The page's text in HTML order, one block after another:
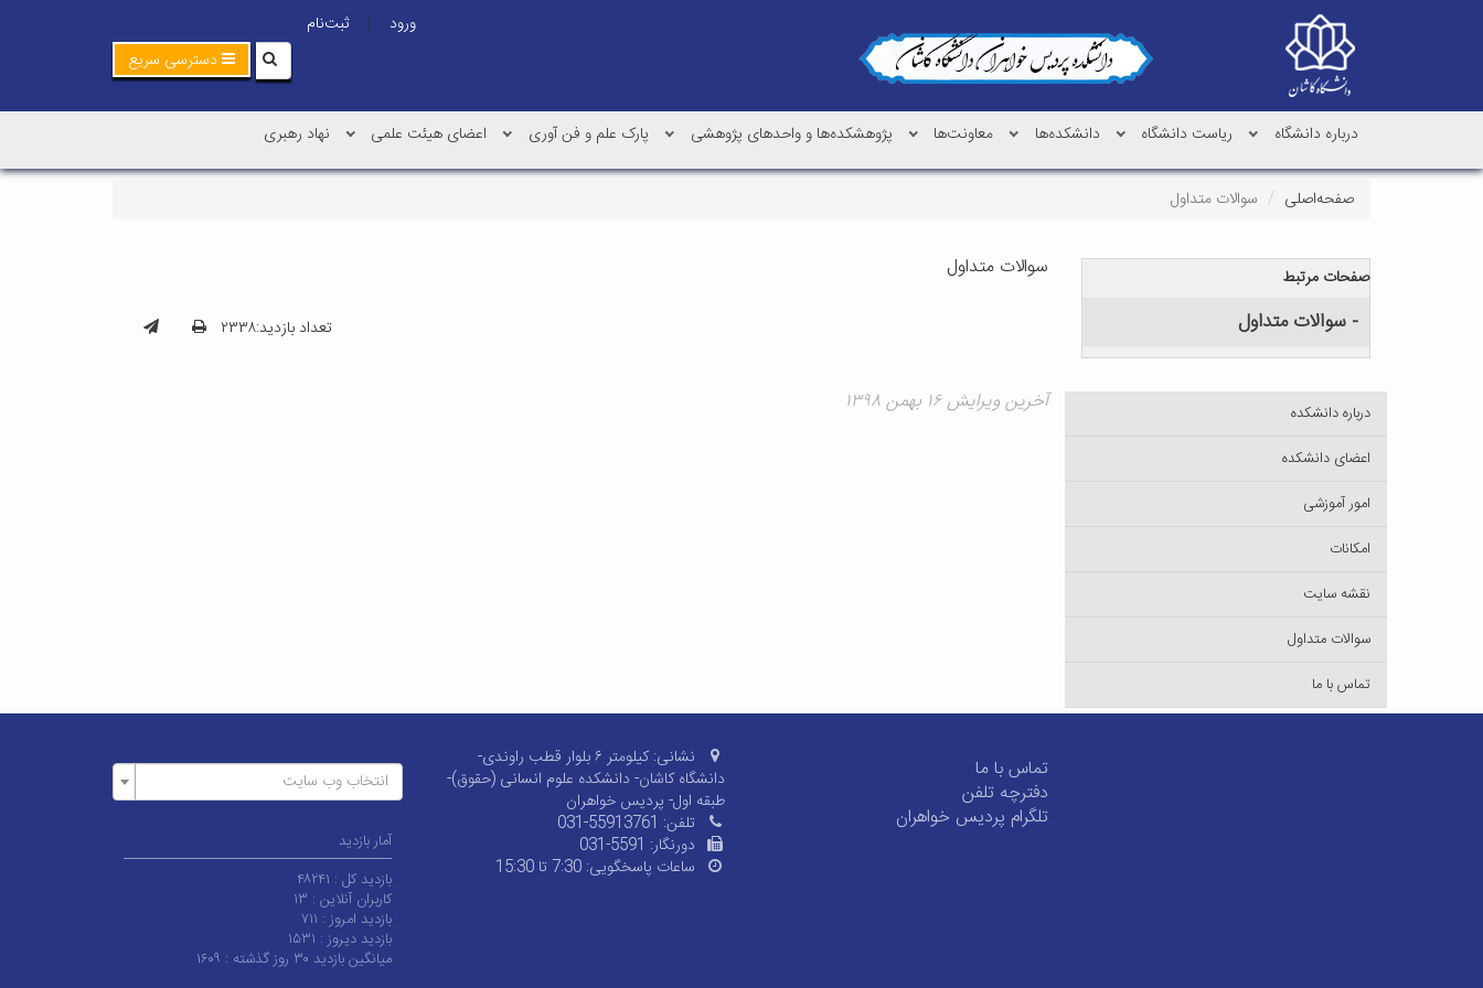
ورود |
ثبت‌نام
دسترسی سریع
درباره دانشگاه ریاست دانشگاه دانشکده‌ها معاونت‌ها پژوهشکده‌ها و واحدهای پژوهشی پارک علم و فن آوری اعضای هیئت علمی نهاد رهبری
صفحه‌اصلی سوالات متداول
سوالات متداول
تعداد بازدید:۲۳۳۸
آخرین ویرایش ۱۶ بهمن ۱۳۹۸
صفحات مرتبط
- سوالات متداول
درباره دانشکده
اعضای دانشکده
امور آموزشی
امکانات
نقشه سایت
سوالات متداول
تماس با ما
تماس با ما
دفترچه تلفن
تلگرام پردیس خواهران
نشانی:
کیلومتر ۶ بلوار قطب راوندی-
دانشگاه کاشان- دانشکده علوم انسانی (حقوق)-
طبقه اول- پردیس خواهران
تلفن: 031-55913761
دورنگار: 031-5591
ساعات پاسخگویی: 7:30 تا 15:30
انتخاب وب سایت
آمار بازدید
بازدید کل : ۴۸۲۴۱
کاربران آنلاین : ۱۳
بازدید امروز : ۷۱۱
بازدید دیروز : ۱۵۳۱
میانگین بازدید ۳۰ روز گذشته :
۱۶۰۹